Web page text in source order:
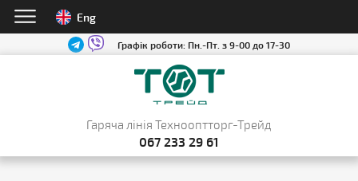
Eng
Графік роботи: Пн.-Пт. з 9-00 до 17-30
Гаряча лінія Технооптторг-Трейд
067 233 29 61